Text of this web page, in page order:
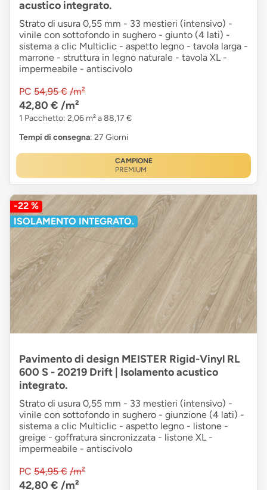
acustico integrato.
Strato di usura 0,55 mm - 33 mestieri (intensivo) -
vinile con sottofondo in sughero - giunto (4 lati) -
sistema a clic Multiclic - aspetto legno - tavola larga -
marrone - struttura in legno naturale - tavola XL -
impermeabile - antiscivolo
PC 54,95 € /m²
42,80 € /m²
1 Pacchetto: 2,06 m² a 88,17 €
Tempi di consegna: 27 Giorni
CAMPIONE
PREMIUM
-22 %
ISOLAMENTO INTEGRATO.
Pavimento di design MEISTER Rigid-Vinyl RL
600 S - 20219 Drift | Isolamento acustico
integrato.
Strato di usura 0,55 mm - 33 mestieri (intensivo) -
vinile con sottofondo in sughero - giunzione (4 lati) -
sistema a clic Multiclic - aspetto legno - listone -
greige - goffratura sincronizzata - listone XL -
impermeabile - antiscivolo
PC 54,95 € /m²
42,80 € /m²